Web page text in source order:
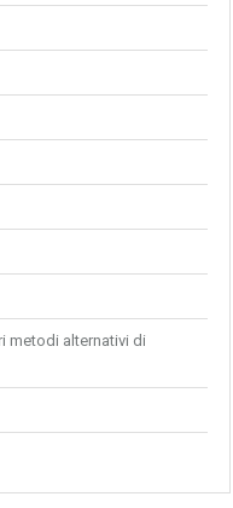
metodi alternativi di